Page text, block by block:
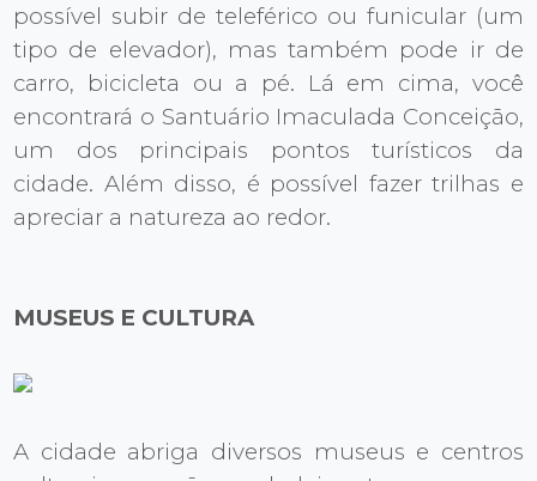
possível subir de teleférico ou funicular (um
tipo de elevador), mas também pode ir de
carro, bicicleta ou a pé. Lá em cima, você
encontrará o Santuário Imaculada Conceição,
um dos principais pontos turísticos da
cidade. Além disso, é possível fazer trilhas e
apreciar a natureza ao redor.
MUSEUS E CULTURA
A cidade abriga diversos museus e centros